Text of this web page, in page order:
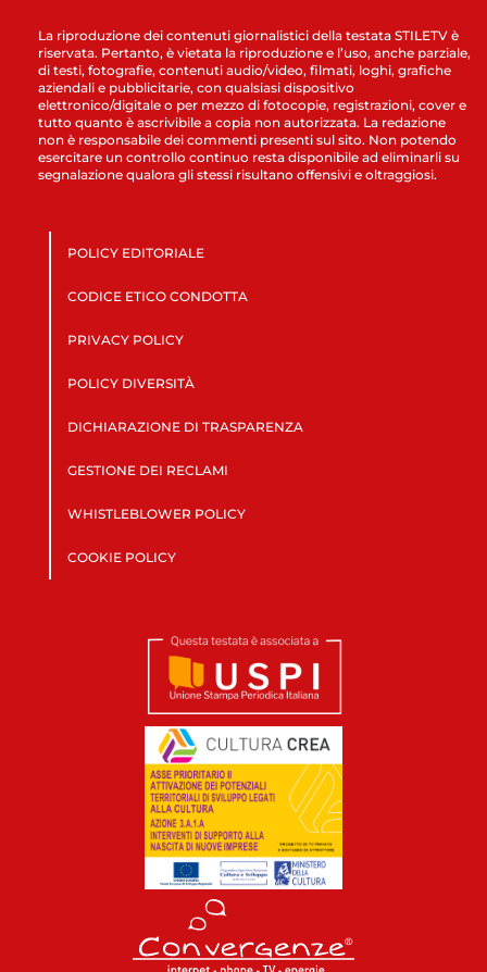
La riproduzione dei contenuti giornalistici della testata STILETV è
riservata. Pertanto, è vietata la riproduzione e l’uso, anche parziale,
di testi, fotografie, contenuti audio/video, filmati, loghi, grafiche
aziendali e pubblicitarie, con qualsiasi dispositivo
elettronico/digitale o per mezzo di fotocopie, registrazioni, cover e
tutto quanto è ascrivibile a copia non autorizzata. La redazione
non è responsabile dei commenti presenti sul sito. Non potendo
esercitare un controllo continuo resta disponibile ad eliminarli su
segnalazione qualora gli stessi risultano offensivi e oltraggiosi.
POLICY EDITORIALE
CODICE ETICO CONDOTTA
PRIVACY POLICY
POLICY DIVERSITÀ
DICHIARAZIONE DI TRASPARENZA
GESTIONE DEI RECLAMI
WHISTLEBLOWER POLICY
COOKIE POLICY